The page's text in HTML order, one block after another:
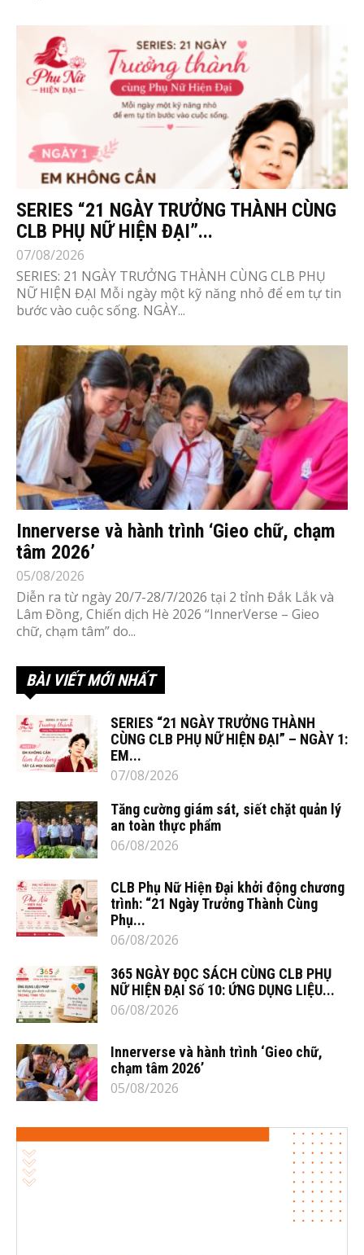
SERIES “21 NGÀY TRƯỞNG THÀNH CÙNG
CLB PHỤ NỮ HIỆN ĐẠI”...
07/08/2026
SERIES: 21 NGÀY TRƯỞNG THÀNH CÙNG CLB PHỤ
NỮ HIỆN ĐẠI Mỗi ngày một kỹ năng nhỏ để em tự tin
bước vào cuộc sống. NGÀY...
Innerverse và hành trình ‘Gieo chữ, chạm
tâm 2026’
05/08/2026
Diễn ra từ ngày 20/7-28/7/2026 tại 2 tỉnh Đắk Lắk và
Lâm Đồng, Chiến dịch Hè 2026 “InnerVerse – Gieo
chữ, chạm tâm” do...
BÀI VIẾT MỚI NHẤT
SERIES “21 NGÀY TRƯỞNG THÀNH
CÙNG CLB PHỤ NỮ HIỆN ĐẠI” – NGÀY 1:
EM...
07/08/2026
Tăng cường giám sát, siết chặt quản lý
an toàn thực phẩm
06/08/2026
CLB Phụ Nữ Hiện Đại khởi động chương
trình: “21 Ngày Trưởng Thành Cùng
Phụ...
06/08/2026
365 NGÀY ĐỌC SÁCH CÙNG CLB PHỤ
NỮ HIỆN ĐẠI Số 10: ỨNG DỤNG LIỆU...
06/08/2026
Innerverse và hành trình ‘Gieo chữ,
chạm tâm 2026’
05/08/2026